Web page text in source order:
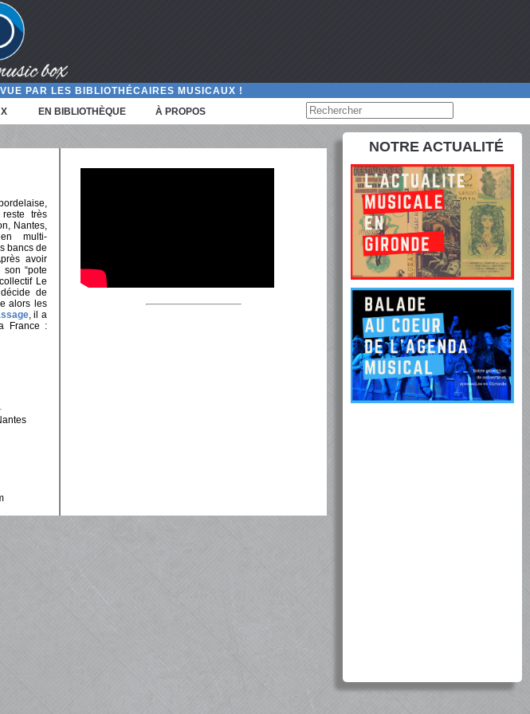
PAR LES BIBLIOTHÉCAIRES MUSICAUX !
EN BIBLIOTHÈQUE À PROPOS
très
Nantes,
multi-
bancs de
avoir
“pote
Le
de
alors les
, il a
France :
NOTRE ACTUALITÉ